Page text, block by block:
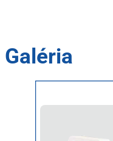
Galéria